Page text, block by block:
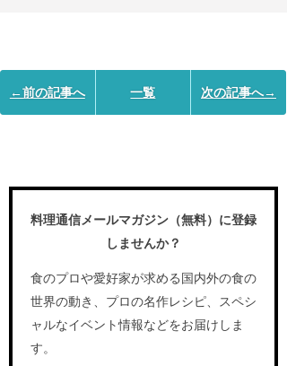
←前の記事へ 一覧 次の記事へ→
料理通信メールマガジン（無料）に登録
しませんか？
食のプロや愛好家が求める国内外の食の
世界の動き、プロの名作レシピ、スペシ
ャルなイベント情報などをお届けしま
す。